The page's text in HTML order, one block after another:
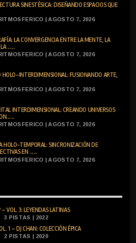
SINESTÉSICA: DISEÑANDO ESPACIOS QUE
| AGOSTO 7, 2026
LA CONVERGENCIA ENTRE LA MENTE, LA
......
| AGOSTO 7, 2026
HOLO-INTERDIMENSIONAL: FUSIONANDO ARTE,
| AGOSTO 7, 2026
INTERDIMENSIONAL: CREANDO UNIVERSOS
| AGOSTO 7, 2026
HOLO-TEMPORAL: SINCRONIZACIÓN DE
EN ......
| AGOSTO 7, 2026
– VOL. 3: LEYENDAS LATINAS
3 PISTAS | 2022
1 – DJ CHAN: COLECCIÓN ÉPICA
2 PISTAS | 2020